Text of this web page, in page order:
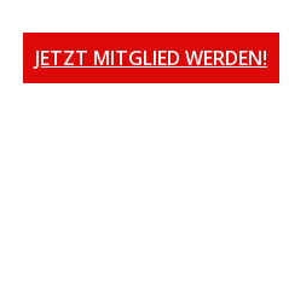
JETZT MITGLIED WERDEN!